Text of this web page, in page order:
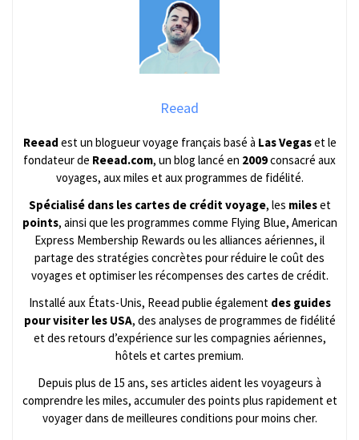
Reead
Reead est un blogueur voyage français basé à Las Vegaset le
fondateur de Reead.com, un blog lancé en 2009consacré aux
voyages, aux miles et aux programmes de fidélité.
Spécialisé dans les cartes de crédit voyage, les mileset
points, ainsi que les programmes comme Flying Blue, American
Express Membership Rewards ou les alliances aériennes, il
partage des stratégies concrètes pour réduire le coût des
voyages et optimiser les récompenses des cartes de crédit.
Installé aux États-Unis, Reead publie également des guides
pour visiter les USA, des analyses de programmes de fidélité
et des retours d’expérience sur les compagnies aériennes,
hôtels et cartes premium.
Depuis plus de 15 ans, ses articles aident les voyageurs à
comprendre les miles, accumuler des points plus rapidement et
voyager dans de meilleures conditions pour moins cher.